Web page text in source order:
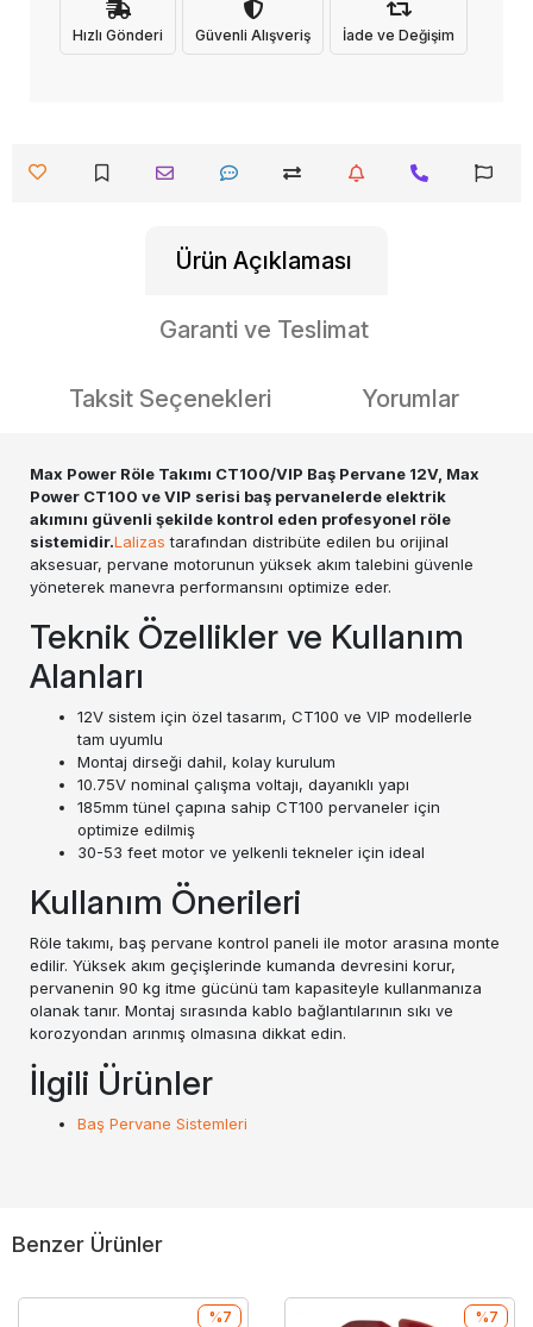
Hızlı Gönderi Güvenli Alışveriş İade ve Değişim
Ürün Açıklaması
Garanti ve Teslimat
Taksit Seçenekleri Yorumlar
Max Power Röle Takımı CT100/VIP Baş Pervane 12V, Max
Power CT100 ve VIP serisi baş pervanelerde elektrik
akımını güvenli şekilde kontrol eden profesyonel röle
sistemidir.Lalizas tarafından distribüte edilen bu orijinal
aksesuar, pervane motorunun yüksek akım talebini güvenle
yöneterek manevra performansını optimize eder.
Teknik Özellikler ve Kullanım
Alanları
12V sistem için özel tasarım, CT100 ve VIP modellerle
tam uyumlu
Montaj dirseği dahil, kolay kurulum
10.75V nominal çalışma voltajı, dayanıklı yapı
185mm tünel çapına sahip CT100 pervaneler için
optimize edilmiş
30-53 feet motor ve yelkenli tekneler için ideal
Kullanım Önerileri
Röle takımı, baş pervane kontrol paneli ile motor arasına monte
edilir. Yüksek akım geçişlerinde kumanda devresini korur,
pervanenin 90 kg itme gücünü tam kapasiteyle kullanmanıza
olanak tanır. Montaj sırasında kablo bağlantılarının sıkı ve
korozyondan arınmış olmasına dikkat edin.
İlgili Ürünler
Baş Pervane Sistemleri
Benzer Ürünler
%7 %7